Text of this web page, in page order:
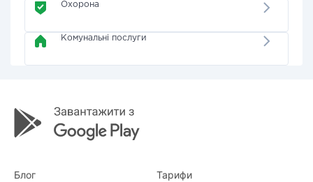
Охорона
Комунальні послуги
Блог Тарифи